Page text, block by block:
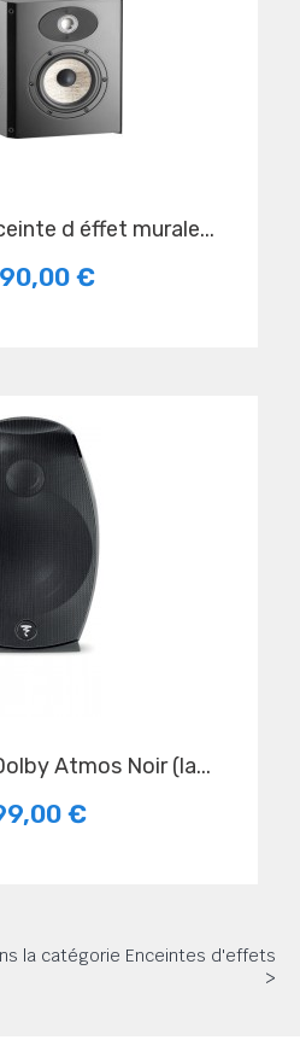
d éffet murale...
€
Atmos Noir (la...
€
la catégorie Enceintes d'effets
>